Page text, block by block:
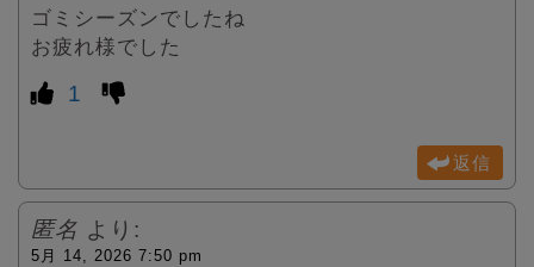
ゴミシーズンでしたね
お疲れ様でした
1
返信
匿名 より:
5月 14, 2026 7:50 pm